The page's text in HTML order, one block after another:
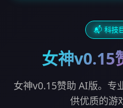
📬 科技
女神v0.15
女神v0.15赞助 AI版。专
供优质的游